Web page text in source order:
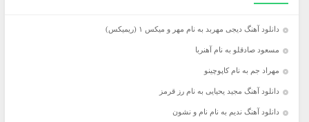
دانلود آهنگ دیجی مهربد به نام مهر و میکس ۱ (ریمیکس)
مسعود صادقلو به نام آهنربا
مهراد جم به نام کاپوچینو
دانلود آهنگ مجید یحیایی به نام رز قرمز
دانلود آهنگ ندیم به نام نام و نشون